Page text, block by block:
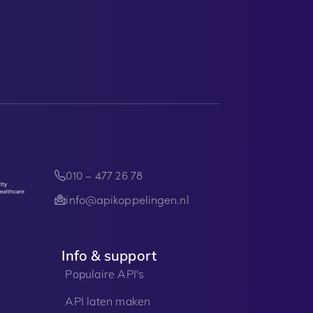
010 – 477 26 78
info@apikoppelingen.nl
Info & support
Populaire API's
API laten maken